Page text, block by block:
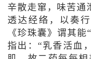
辛散走窜，味苦通
透达经络，以奏
《珍珠囊》谓其能
指出：“乳香活血